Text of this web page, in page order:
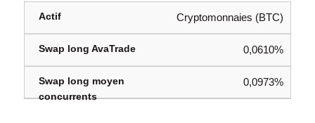
Cryptomonnaies (BTC)
0,0610%
0,0973%